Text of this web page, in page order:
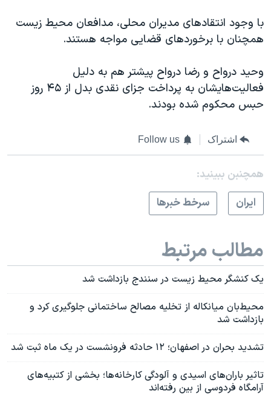
با وجود انتقادهای مدیران محلی، مدافعان محیط زیست
همچنان با برخوردهای قضایی مواجه هستند.
وحید درواح و رضا درواح پیشتر هم به دلیل
فعالیت‌هایشان به پرداخت جزای نقدی بدل از ۴۵ روز
حبس محکوم شده بودند.
اشتراک Follow us
همچنبن ببینید:
ايران
سرخط خبرها
مطالب مرتبط
یک کنشگر محیط زیست در سنندج بازداشت شد
محیط‌بان میانکاله از تخلیه مصالح ساختمانی جلوگیری کرد و
بازداشت شد
تشدید بحران در اصفهان؛ ۱۲ حادثه فرونشست در یک ماه ثبت شد
تاثیر باران‌های اسیدی و آلودگی کارخانه‌ها؛ بخشی از کتبیه‌های
آرامگاه فردوسی از بین رفته‌اند